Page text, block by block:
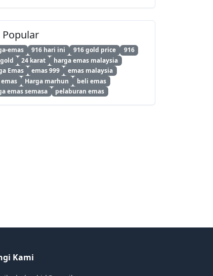
Popular
emas 916 hari ini 916 gold price
916
24 karat
harga emas malaysia
Emas
emas 999
emas malaysia
Harga marhun
beli emas
emas semasa
pelaburan emas
Kami